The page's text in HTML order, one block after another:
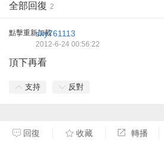
全部回復 2
點擊重新加載sky761113
2012-6-24 00:56:22
頂下再看
支持 反對
回復 收藏 轉播